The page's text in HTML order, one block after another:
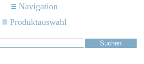
Navigation
Produktauswahl